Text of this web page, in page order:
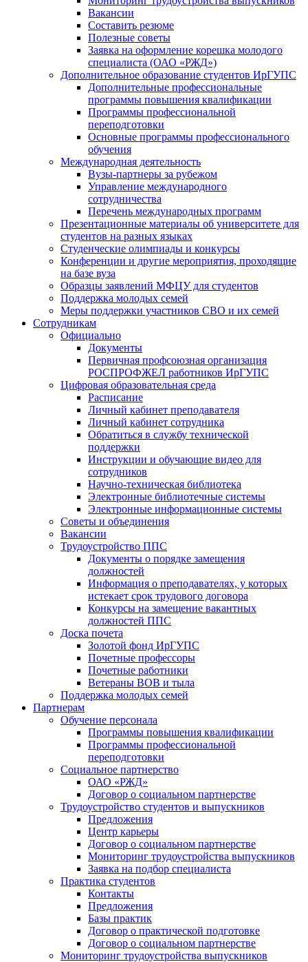
Вакансии
Составить резюме
Полезные советы
Заявка на оформление корешка молодого
специалиста (ОАО «РЖД»)
Дополнительное образование студентов ИрГУПС
Дополнительные профессиональные
программы повышения квалификации
Программы профессиональной
переподготовки
Основные программы профессионального
обучения
Международная деятельность
Вузы-партнеры за рубежом
Управление международного
сотрудничества
Перечень международных программ
Презентационные материалы об университете для
студентов на разных языках
Студенческие олимпиады и конкурсы
Конференции и другие мероприятия, проходящие
на базе вуза
Образцы заявлений МФЦУ для студентов
Поддержка молодых семей
Меры поддержки участников СВО и их семей
Сотрудникам
Официально
Документы
Первичная профсоюзная организация
РОСПРОФЖЕЛ работников ИрГУПС
Цифровая образовательная среда
Расписание
Личный кабинет преподавателя
Личный кабинет сотрудника
Обратиться в службу технической
поддержки
Инструкции и обучающие видео для
сотрудников
Научно-техническая библиотека
Электронные библиотечные системы
Электронные информационные системы
Советы и объединения
Вакансии
Трудоустройство ППС
Документы о порядке замещения
должностей
Информация о преподавателях, у которых
истекает срок трудового договора
Конкурсы на замещение вакантных
должностей ППС
Доска почета
Золотой фонд ИрГУПС
Почетные профессоры
Почетные работники
Ветераны ВОВ и тыла
Поддержка молодых семей
Партнерам
Обучение персонала
Программы повышения квалификации
Программы профессиональной
переподготовки
Социальное партнерство
ОАО «РЖД»
Договор о социальном партнерстве
Трудоустройство студентов и выпускников
Предложения
Центр карьеры
Договор о социальном партнерстве
Мониторинг трудоустройства выпускников
Заявка на подбор специалиста
Практика студентов
Контакты
Предложения
Базы практик
Договор о практической подготовке
Договор о социальном партнерстве
Мониторинг трудоустройства выпускников